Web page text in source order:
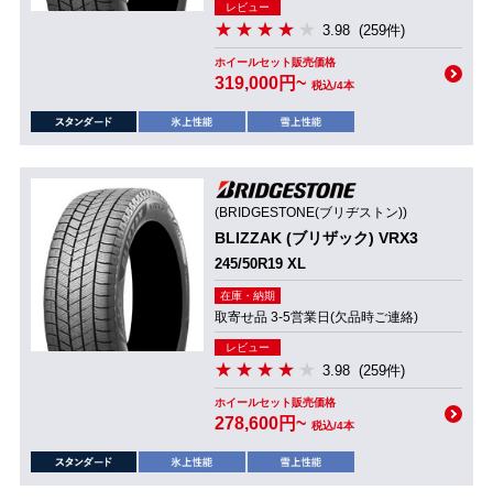
レビュー
3.98 (259件)
ホイールセット販売価格
319,000円~ 税込/4本
(BRIDGESTONE(ブリヂストン))
BLIZZAK (ブリザック) VRX3
245/50R19 XL
在庫・納期
取寄せ品 3-5営業日(欠品時ご連絡)
レビュー
3.98 (259件)
ホイールセット販売価格
278,600円~ 税込/4本